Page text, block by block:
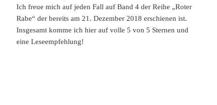
Ich freue mich auf jeden Fall auf Band 4 der Reihe „Roter
Rabe“ der bereits am 21. Dezember 2018 erschienen ist.
Insgesamt komme ich hier auf volle 5 von 5 Sternen und
eine Leseempfehlung!